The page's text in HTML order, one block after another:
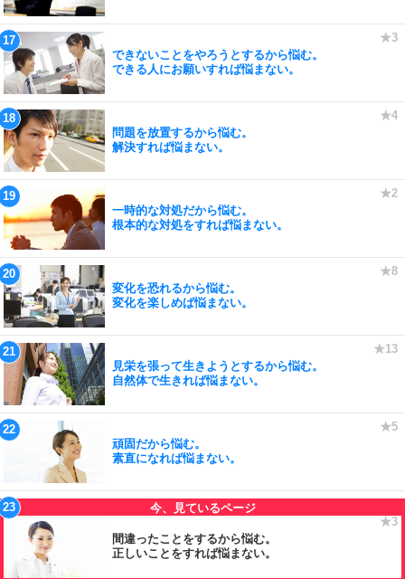
できないことをやろうとするから悩む。
できる人にお願いすれば悩まない。
問題を放置するから悩む。
解決すれば悩まない。
一時的な対処だから悩む。
根本的な対処をすれば悩まない。
変化を恐れるから悩む。
変化を楽しめば悩まない。
見栄を張って生きようとするから悩む。
自然体で生きれば悩まない。
頑固だから悩む。
素直になれば悩まない。
間違ったことをするから悩む。
正しいことをすれば悩まない。